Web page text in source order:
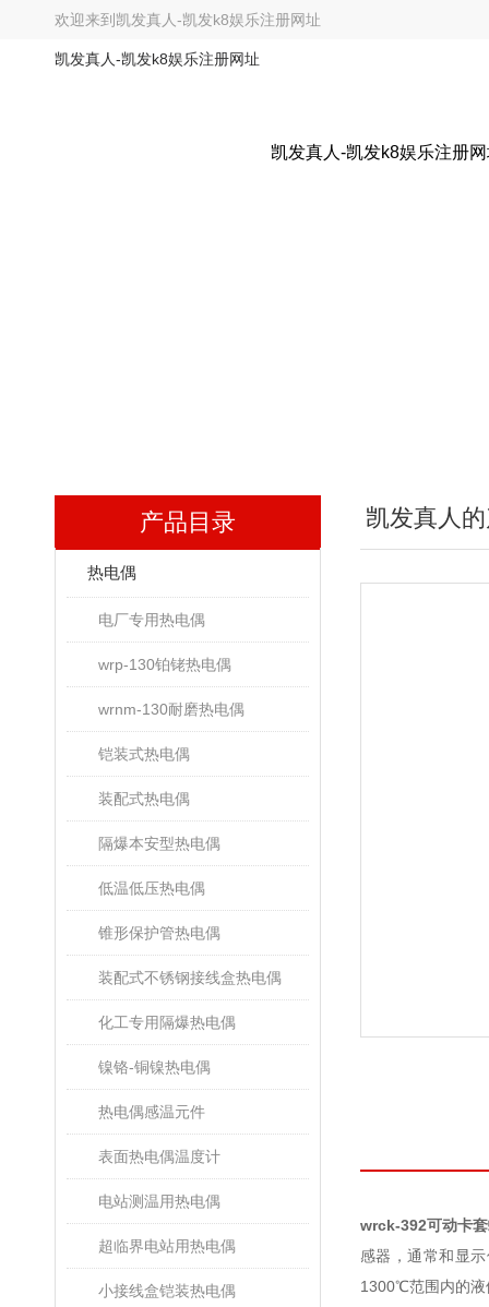
欢迎来到 凯发真人-凯发k8娱乐注册网址
凯发真人-凯发k8娱乐注册网址
凯发真人-凯发k8娱乐注册
产品目录
热电偶
电厂专用热电偶
wrp-130铂铑热电偶
wrnm-130耐磨热电偶
铠装式热电偶
装配式热电偶
隔爆本安型热电偶
低温低压热电偶
锥形保护管热电偶
装配式不锈钢接线盒热电偶
化工专用隔爆热电偶
镍铬-铜镍热电偶
热电偶感温元件
表面热电偶温度计
电站测温用热电偶
超临界电站用热电偶
小接线盒铠装热电偶
凯发真人
wrck-392可动卡
感器，通常和显
1300℃范围内的液